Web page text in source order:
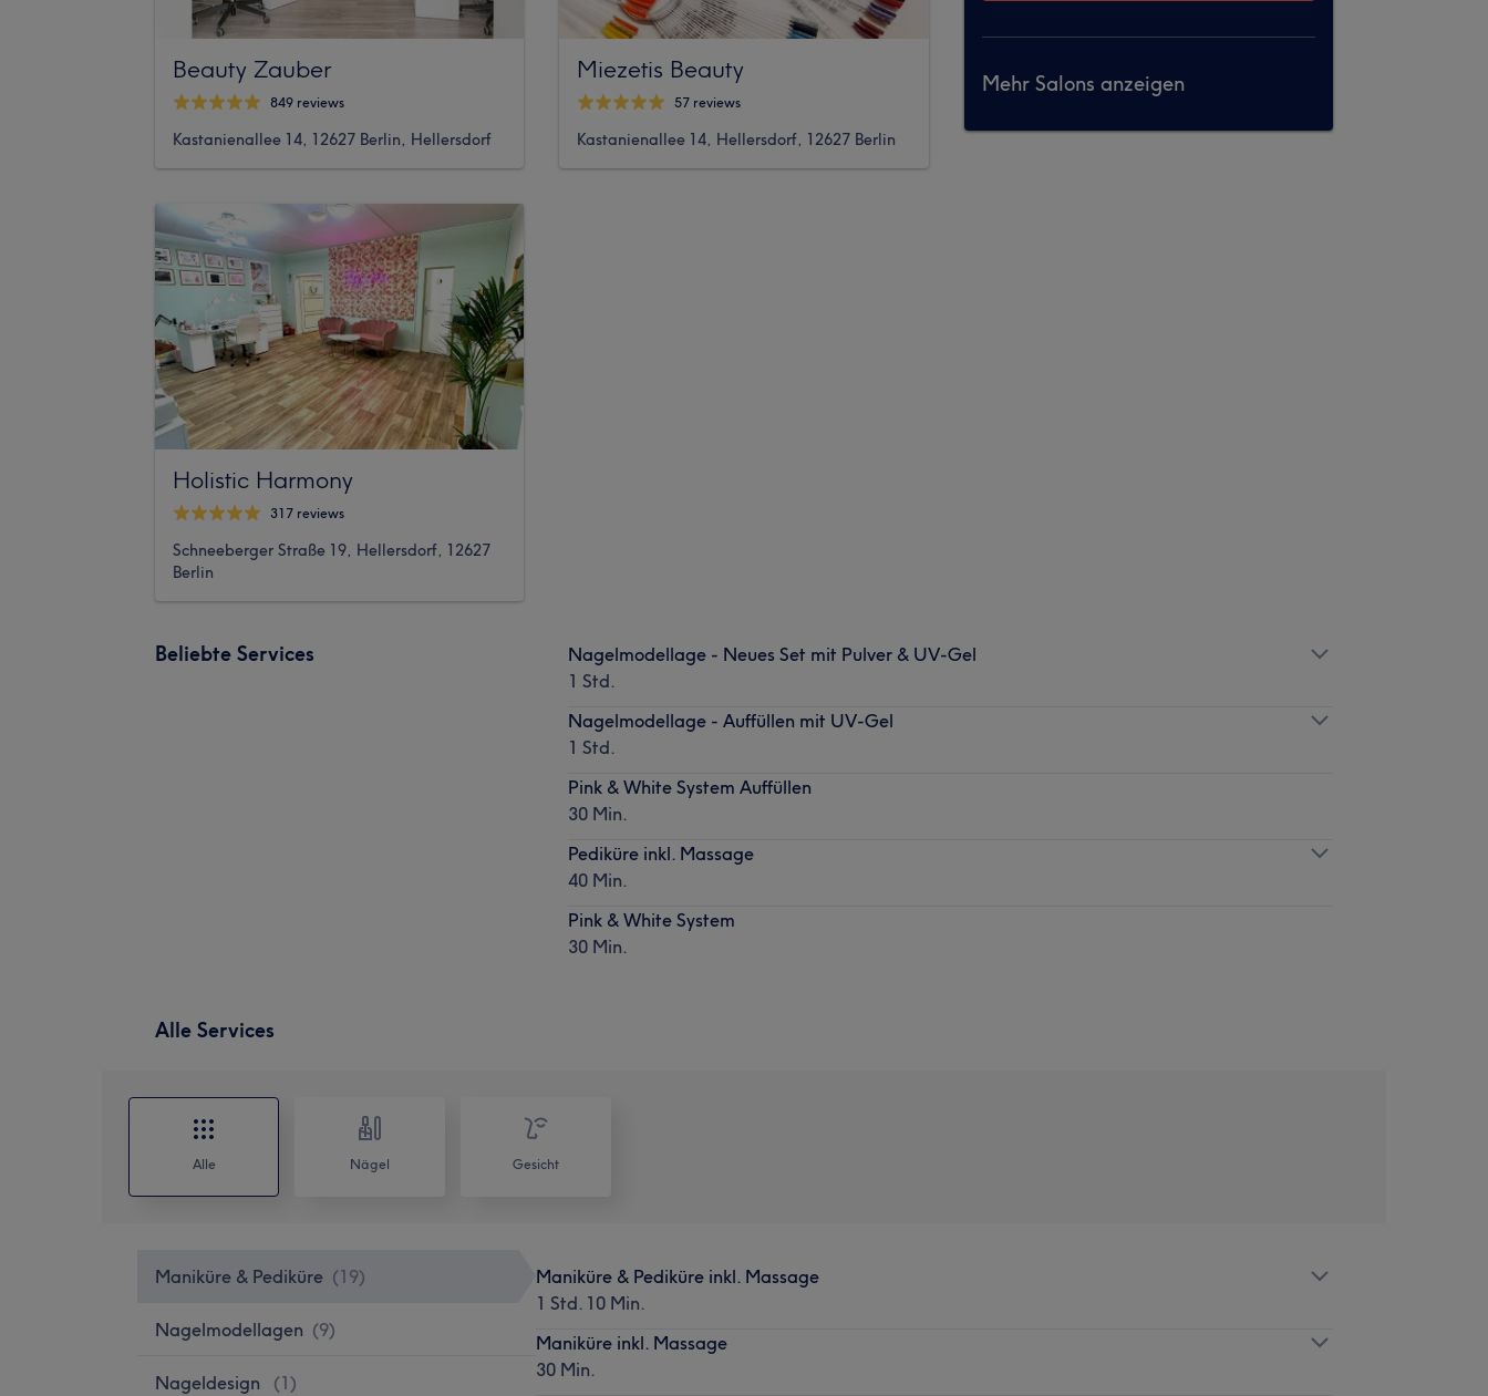
Beauty Zauber
849 reviews
Kastanienallee 14, 12627 Berlin, Hellersdorf
Holistic Harmony
317 reviews
Schneeberger Straße 19, Hellersdorf, 12627
Berlin
Miezetis Beauty
57 reviews
Kastanienallee 14, Hellersdorf, 12627 Berlin
Mehr Salons anzeigen
Beliebte Services
Nagelmodellage - Neues Set mit Pulver & UV-Gel
1 Std.
Nagelmodellage - Auffüllen mit UV-Gel
1 Std.
Pink & White System Auffüllen
30 Min.
Pediküre inkl. Massage
40 Min.
Pink & White System
30 Min.
Alle Services
Alle Nägel Gesicht
Maniküre & Pediküre (19)
Nagelmodellagen (9)
Nageldesign (1)
Maniküre & Pediküre inkl. Massage
1 Std. 10 Min.
Maniküre inkl. Massage
30 Min.